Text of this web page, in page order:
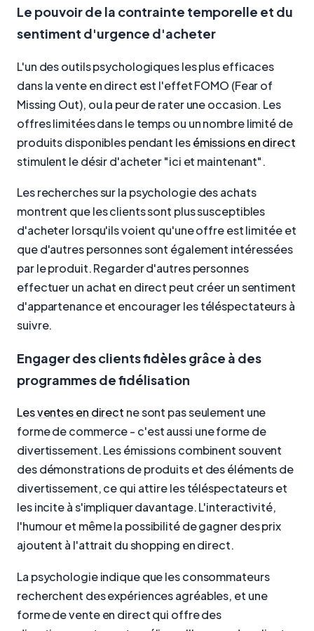
Le pouvoir de la contrainte temporelle et du
sentiment d'urgence d'acheter
L'un des outils psychologiques les plus efficaces
dans la vente en direct est l'effet FOMO (Fear of
Missing Out), ou la peur de rater une occasion. Les
offres limitées dans le temps ou un nombre limité de
produits disponibles pendant lesémissions en direct
stimulent le désir d'acheter "ici et maintenant".
Les recherches sur la psychologie des achats
montrent que les clients sont plus susceptibles
d'acheter lorsqu'ils voient qu'une offre est limitée et
que d'autres personnes sont également intéressées
par le produit. Regarder d'autres personnes
effectuer un achat en direct peut créer un sentiment
d'appartenance et encourager les téléspectateurs à
suivre.
Engager des clients fidèles grâce à des
programmes de fidélisation
Les ventes en direct ne sont pas seulement une
forme de commerce - c'est aussi une forme de
divertissement. Les émissions combinent souvent
des démonstrations de produits et des éléments de
divertissement, ce qui attire les téléspectateurs et
les incite à s'impliquer davantage. L'interactivité,
l'humour et même la possibilité de gagner des prix
ajoutent à l'attrait du shopping en direct.
La psychologie indique que les consommateurs
recherchent des expériences agréables, et une
forme de vente en direct qui offre des